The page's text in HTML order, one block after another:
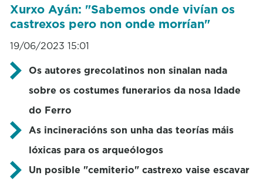
Xurxo Ayán: "Sabemos onde vivían os
castrexos pero non onde morrían"
19/06/2023 15:01
Os autores grecolatinos non sinalan nada
sobre os costumes funerarios da nosa Idade
do Ferro
As incineracións son unha das teorías máis
lóxicas para os arqueólogos
Un posible "cemiterio" castrexo vaise escavar